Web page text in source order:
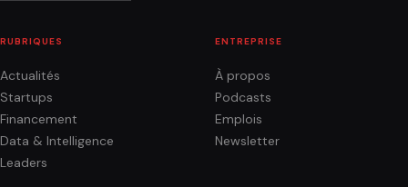
RUBRIQUES
Actualités
Startups
Financement
Data & Intelligence
Leaders
ENTREPRISE
À propos
Podcasts
Emplois
Newsletter